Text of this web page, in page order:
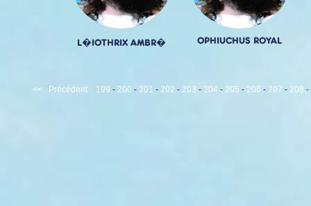
L�IOTHRIX AMBR� OPHIUCHUS ROYAL
<< Précédent 199 - 200 - 201 - 202 - 203 - 204 - 205 - 206 - 207 - 208 -